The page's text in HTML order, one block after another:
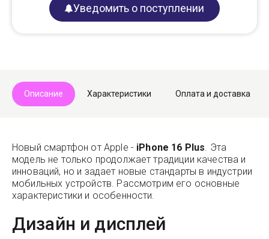
Уведомить о поступлении
Описание Характеристики Оплата и доставка
Новый смартфон от Apple - iPhone 16 Plus. Эта
модель не только продолжает традиции качества и
инноваций, но и задает новые стандарты в индустрии
мобильных устройств. Рассмотрим его основные
характеристики и особенности.
Дизайн и дисплей